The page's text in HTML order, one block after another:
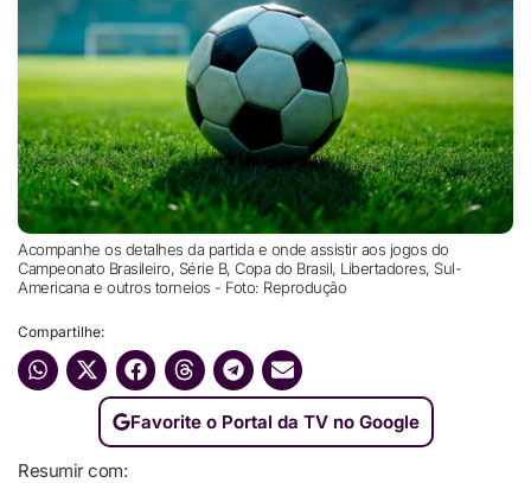
Acompanhe os detalhes da partida e onde assistir aos jogos do
Campeonato Brasileiro, Série B, Copa do Brasil, Libertadores, Sul-
Americana e outros torneios - Foto: Reprodução
Compartilhe:
Favorite o Portal da TV no Google
Resumir com: